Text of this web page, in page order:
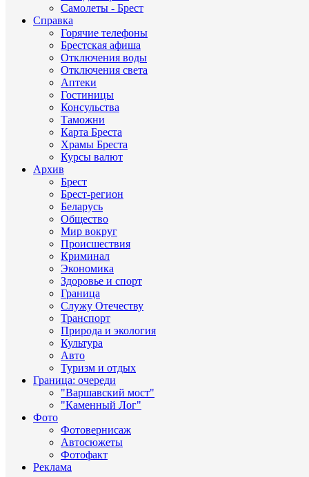
Самолеты - Брест
Справка
Горячие телефоны
Брестская афиша
Отключения воды
Отключения света
Аптеки
Гостиницы
Консульства
Таможни
Карта Бреста
Храмы Бреста
Курсы валют
Архив
Брест
Брест-регион
Беларусь
Общество
Мир вокруг
Происшествия
Криминал
Экономика
Здоровье и спорт
Граница
Служу Отечеству
Транспорт
Природа и экология
Культура
Авто
Туризм и отдых
Граница: очереди
"Варшавский мост"
"Каменный Лог"
Фото
Фотовернисаж
Автосюжеты
Фотофакт
Реклама